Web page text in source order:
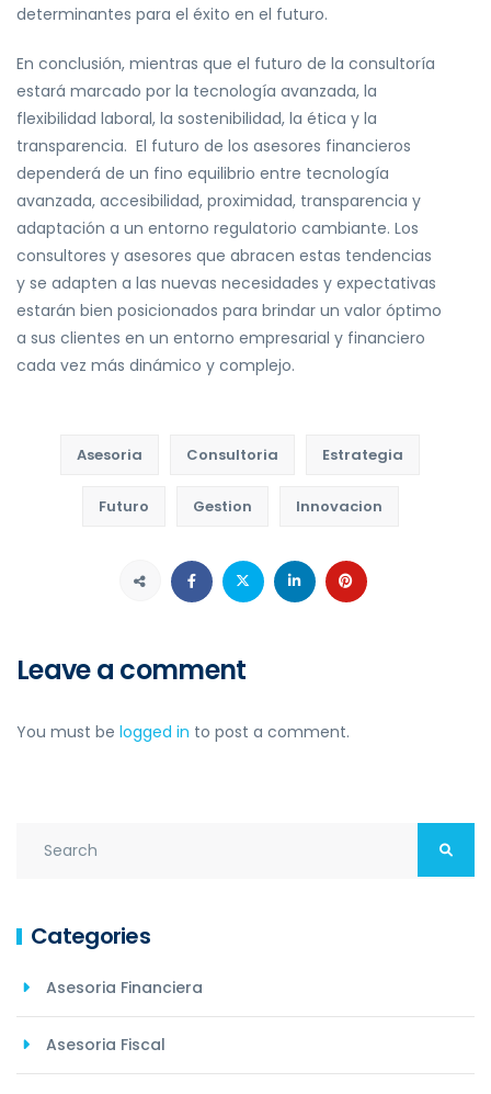
determinantes para el éxito en el futuro.
En conclusión, mientras que el futuro de la consultoría
estará marcado por la tecnología avanzada, la
flexibilidad laboral, la sostenibilidad, la ética y la
transparencia. El futuro de los asesores financieros
dependerá de un fino equilibrio entre tecnología
avanzada, accesibilidad, proximidad, transparencia y
adaptación a un entorno regulatorio cambiante. Los
consultores y asesores que abracen estas tendencias
y se adapten a las nuevas necesidades y expectativas
estarán bien posicionados para brindar un valor óptimo
a sus clientes en un entorno empresarial y financiero
cada vez más dinámico y complejo.
Asesoria Consultoria Estrategia
Futuro Gestion Innovacion
Leave a comment
You must be logged in to post a comment.
Categories
Asesoria Financiera
Asesoria Fiscal